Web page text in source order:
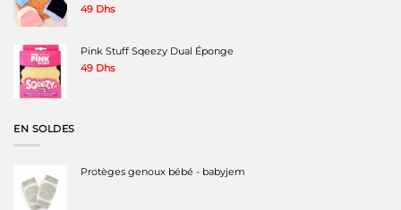
49 Dhs
Pink Stuff Sqeezy Dual Éponge
49 Dhs
EN SOLDES
Protèges genoux bébé - babyjem